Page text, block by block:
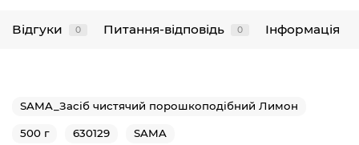
Відгуки 0 Питання-відповідь 0 Інформація
SAMA_Засіб чистячий порошкоподібний Лимон
500 г 630129 SAMA